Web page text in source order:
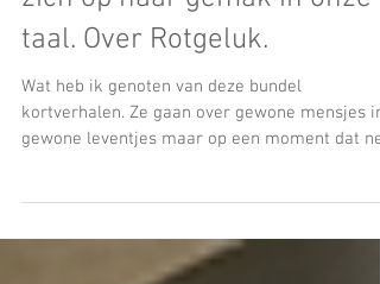
Wat voelt Kristien De Wolf
zich op haar gemak in onze
taal. Over Rotgeluk.
Wat heb ik genoten van deze bundel
gewone leventjes maar op een moment dat net